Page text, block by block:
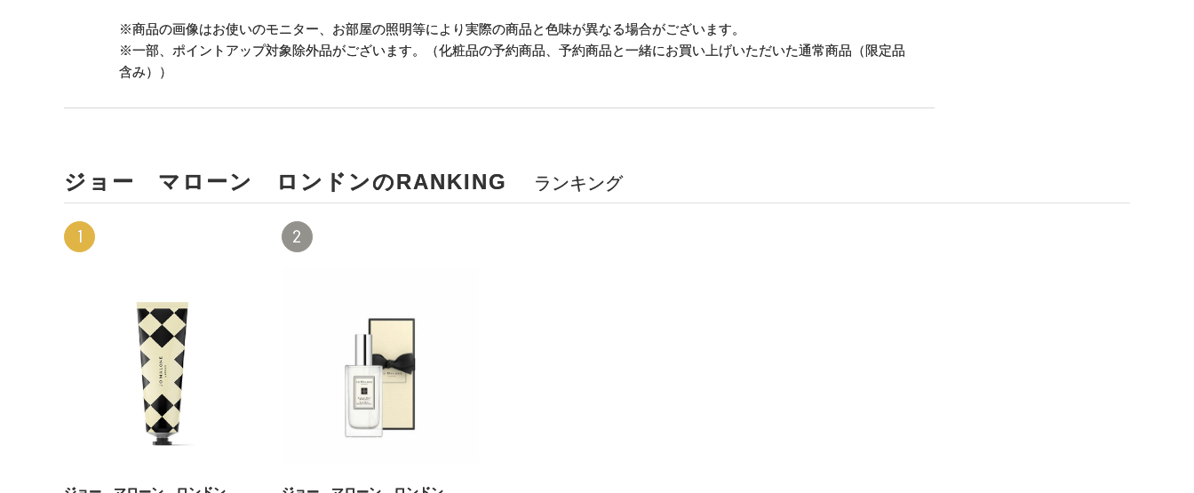
※商品の画像はお使いのモニター、お部屋の照明等により実際の商品と色味が異なる場合がございます。
※一部、ポイントアップ対象除外品がございます。（化粧品の予約商品、予約商品と一緒にお買い上げいただいた通常商品（限定品
含み））
ジョー マローン ロンドンのRANKING ランキング
1 2